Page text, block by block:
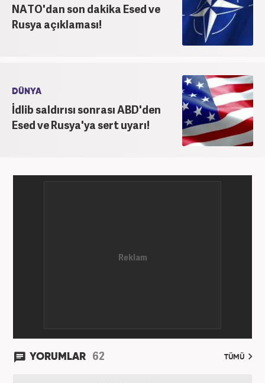
NATO'dan son dakika Esed ve
Rusya açıklaması!
DÜNYA
İdlib saldırısı sonrası ABD'den
Esed ve Rusya'ya sert uyarı!
YORUMLAR 62 TÜMÜ